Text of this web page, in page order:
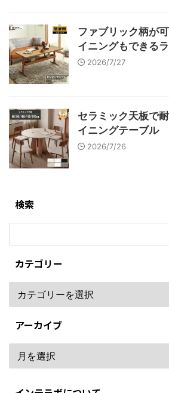
ファブリック柄が
イニングもできる
2026/7/27
セラミック天板で
イニングテーブル
2026/7/26
検索
カテゴリー
アーカイブ